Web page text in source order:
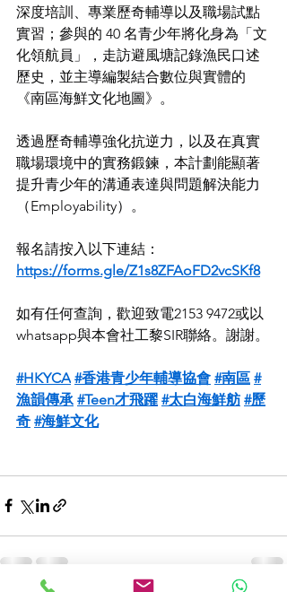
深度培訓、專業歷奇輔導以及職場試點
實習；參與的 40 名青少年將化身為「文
化領航員」，走訪避風塘記錄漁民口述
歷史，並主導編製結合數位與實體的
《南區海鮮文化地圖》。
透過歷奇輔導強化抗逆力，以及在真實
職場環境中的實務鍛鍊，本計劃能顯著
提升青少年的溝通表達與問題解決能力
（Employability）。
報名請按入以下連結：
https://forms.gle/Z1s8ZFAoFD2vcSKf8
如有任何查詢，歡迎致電2153 9472或以
whatsapp與本會社工黎SIR聯絡。謝謝。
#HKYCA #香港青少年輔導協會 #南區 #
漁韻傳承 #Teen才飛躍 #太白海鮮舫 #歷
奇 #海鮮文化